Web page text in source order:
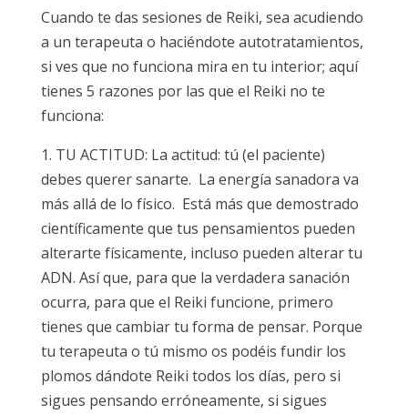
Cuando te das sesiones de Reiki, sea acudiendo
a un terapeuta o haciéndote autotratamientos,
si ves que no funciona mira en tu interior; aquí
tienes 5 razones por las que el Reiki no te
funciona:
1. TU ACTITUD: La actitud: tú (el paciente)
debes querer sanarte. La energía sanadora va
más allá de lo físico. Está más que demostrado
científicamente que tus pensamientos pueden
alterarte físicamente, incluso pueden alterar tu
ADN. Así que, para que la verdadera sanación
ocurra, para que el Reiki funcione, primero
tienes que cambiar tu forma de pensar. Porque
tu terapeuta o tú mismo os podéis fundir los
plomos dándote Reiki todos los días, pero si
sigues pensando erróneamente, si sigues